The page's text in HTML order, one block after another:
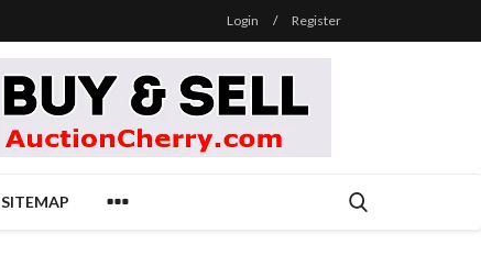
Login / Register
SITEMAP